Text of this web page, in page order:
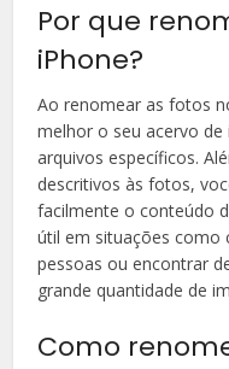
Por que
iPhone?
Ao renomear as fotos
melhor o seu acervo
arquivos específicos.
descritivos às fotos,
facilmente o conteúdo
útil em situações
pessoas ou encontrar
grande quantidade de
Como